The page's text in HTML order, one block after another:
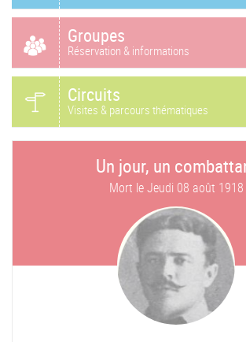
Groupes
Réservation & informations
Circuits
Visites & parcours thématiques
Un jour, un
Mort leJeudi 08 août 1918